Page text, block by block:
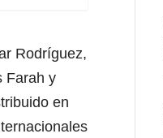
Rodríguez,
Farah y
en